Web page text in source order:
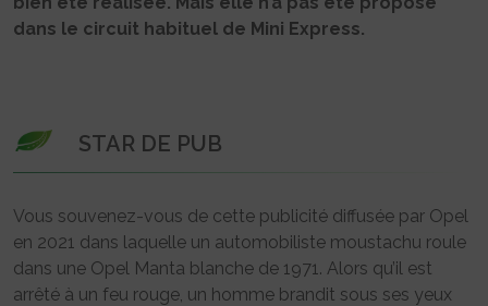
dans le circuit habituel de Mini Express.
STAR DE PUB
Vous souvenez-vous de cette publicité diffusée par Opel
en 2021 dans laquelle un automobiliste moustachu roule
dans une Opel Manta blanche de 1971. Alors qu’il est
arrêté à un feu rouge, un homme brandit sous ses yeux